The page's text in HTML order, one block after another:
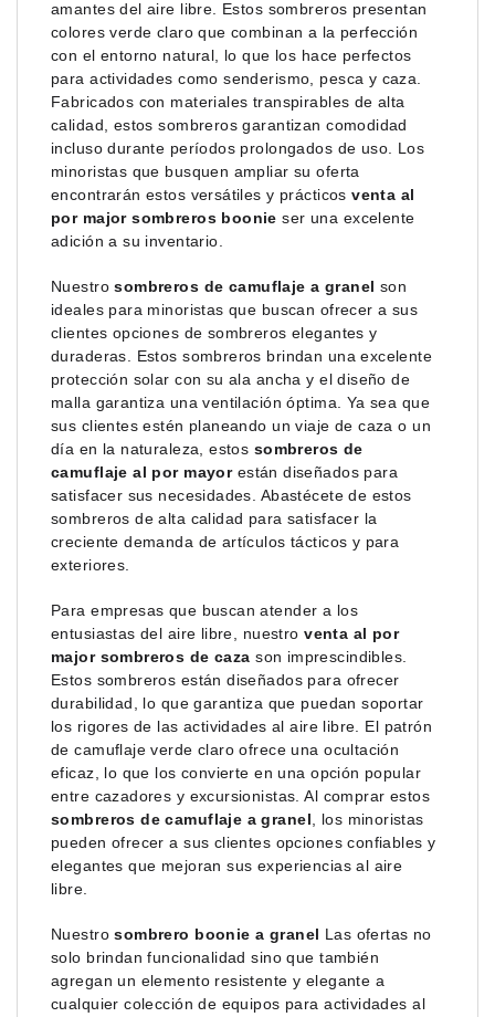
amantes del aire libre. Estos sombreros presentan
colores verde claro que combinan a la perfección
con el entorno natural, lo que los hace perfectos
para actividades como senderismo, pesca y caza.
Fabricados con materiales transpirables de alta
calidad, estos sombreros garantizan comodidad
incluso durante períodos prolongados de uso. Los
minoristas que busquen ampliar su oferta
encontrarán estos versátiles y prácticosventa al
por major sombreros boonie ser una excelente
adición a su inventario.
Nuestrosombreros de camuflaje a granel son
ideales para minoristas que buscan ofrecer a sus
clientes opciones de sombreros elegantes y
duraderas. Estos sombreros brindan una excelente
protección solar con su ala ancha y el diseño de
malla garantiza una ventilación óptima. Ya sea que
sus clientes estén planeando un viaje de caza o un
día en la naturaleza, estos sombreros de
camuflaje al por mayorestán diseñados para
satisfacer sus necesidades. Abastécete de estos
sombreros de alta calidad para satisfacer la
creciente demanda de artículos tácticos y para
exteriores.
Para empresas que buscan atender a los
entusiastas del aire libre, nuestroventa al por
major sombreros de caza son imprescindibles.
Estos sombreros están diseñados para ofrecer
durabilidad, lo que garantiza que puedan soportar
los rigores de las actividades al aire libre. El patrón
de camuflaje verde claro ofrece una ocultación
eficaz, lo que los convierte en una opción popular
entre cazadores y excursionistas. Al comprar estos
sombreros de camuflaje a granel , los minoristas
pueden ofrecer a sus clientes opciones confiables y
elegantes que mejoran sus experiencias al aire
libre.
Nuestrosombrero boonie a granel Las ofertas no
solo brindan funcionalidad sino que también
agregan un elemento resistente y elegante a
cualquier colección de equipos para actividades al